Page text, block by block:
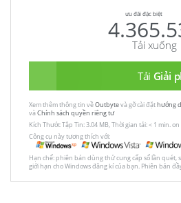
ưu đãi đặc biệt
Tải xuống
Tải Giải
Xem thêm thông tin vềOutbytevà gỡ cài đặthướng
vàChính sách quyền riêng tư
Kích Thước Tập Tin: 3.04 MB, Thời gian tải: < 1 min.
Công cụ này tương thích với:
Hạn chế: phiên bản dùng thử cung cấp số lần quét,
giới hạn cho Windows đăng kí của bạn. Phiên bản